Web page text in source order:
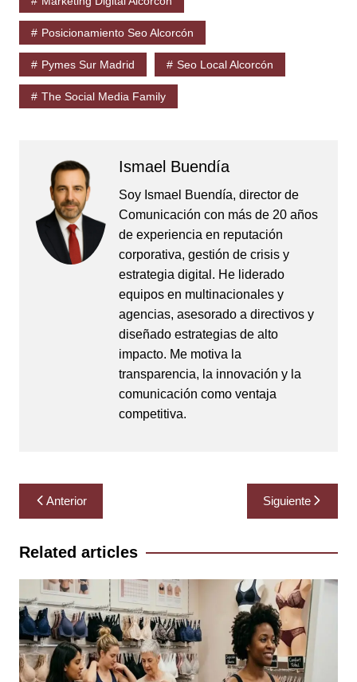
Posicionamiento Seo Alcorcón
Pymes Sur Madrid Seo Local Alcorcón
The Social Media Family
Ismael Buendía
Soy Ismael Buendía, director de
Comunicación con más de 20 años
de experiencia en reputación
corporativa, gestión de crisis y
estrategia digital. He liderado
equipos en multinacionales y
agencias, asesorado a directivos y
diseñado estrategias de alto
impacto. Me motiva la
transparencia, la innovación y la
comunicación como ventaja
competitiva.
Navegación
de
entradas
Anterior Siguiente
Related articles